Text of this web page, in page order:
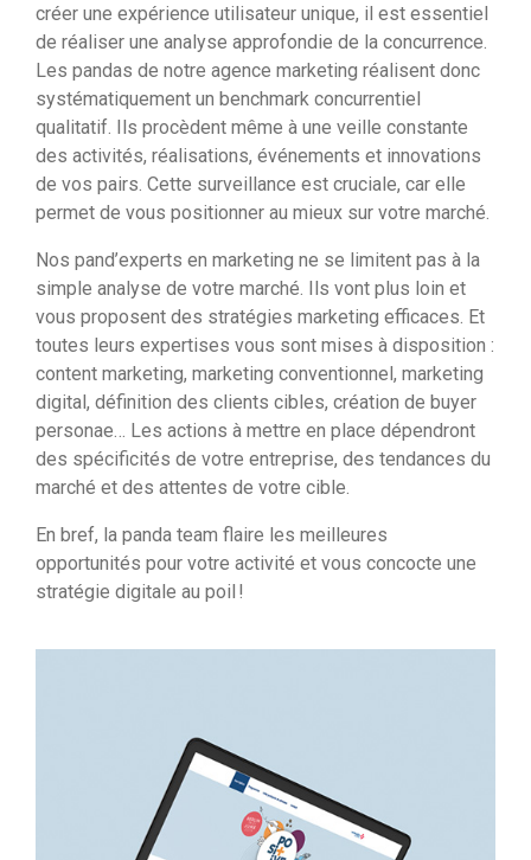
créer une expérience utilisateur unique, il est essentiel
de réaliser une analyse approfondie de la concurrence.
Les pandas de notre agence marketing réalisent donc
systématiquement un benchmark concurrentiel
qualitatif. Ils procèdent même à une veille constante
des activités, réalisations, événements et innovations
de vos pairs. Cette surveillance est cruciale, car elle
permet de vous positionner au mieux sur votre marché.
Nos pand’experts en marketing ne se limitent pas à la
simple analyse de votre marché. Ils vont plus loin et
vous proposent des stratégies marketing efficaces. Et
toutes leurs expertises vous sont mises à disposition :
content marketing, marketing conventionnel, marketing
digital, définition des clients cibles, création de buyer
personae… Les actions à mettre en place dépendront
des spécificités de votre entreprise, des tendances du
marché et des attentes de votre cible.
En bref, la panda team flaire les meilleures
opportunités pour votre activité et vous concocte une
stratégie digitale au poil !